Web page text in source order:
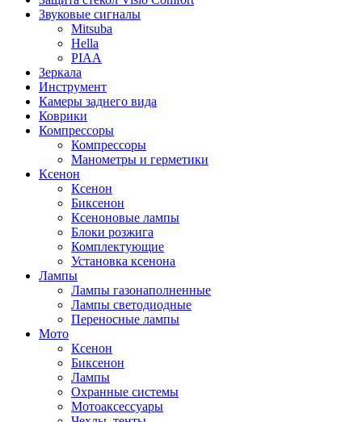
Звуковые сигналы
Mitsuba
Hella
PIAA
Зеркала
Инструмент
Камеры заднего вида
Коврики
Компрессоры
Компрессоры
Манометры и герметики
Ксенон
Ксенон
Биксенон
Ксеноновые лампы
Блоки розжига
Комплектующие
Установка ксенона
Лампы
Лампы газонаполненные
Лампы светодиодные
Переносные лампы
Мото
Ксенон
Биксенон
Лампы
Охранные системы
Мотоаксессуары